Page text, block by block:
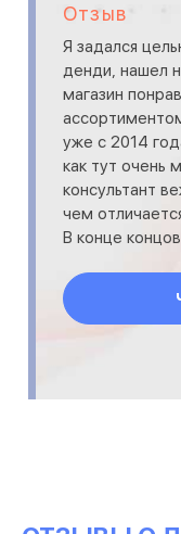
Отзыв
Я задался
денди, нашел
магазин
уже с 2014
как тут очень
консультант
чем
В конце